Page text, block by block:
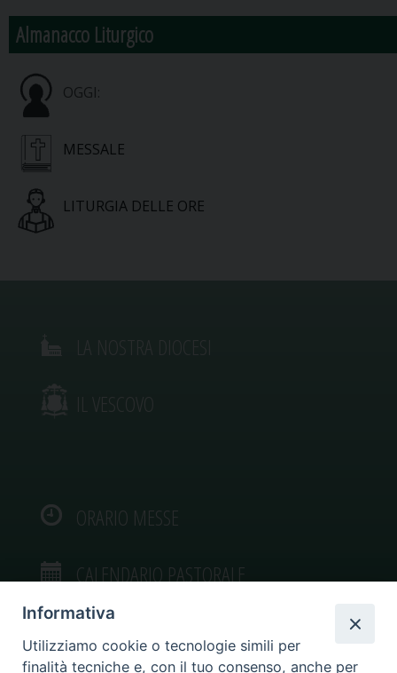
Almanacco Liturgico
OGGI:
MESSALE
LITURGIA DELLE ORE
IL VESCOVO
ORARIO MESSE
CALENDARIO PASTORALE
Informativa
Utilizziamo cookie o tecnologie simili per
finalità tecniche e, con il tuo consenso, anche per